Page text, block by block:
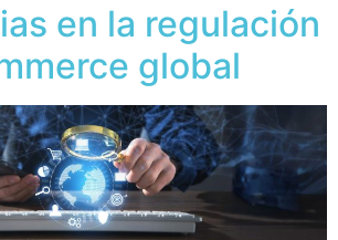
en la regulación
global